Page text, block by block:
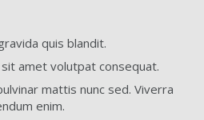
quis blandit.
amet volutpat consequat.
mattis nunc sed. Viverra
enim.